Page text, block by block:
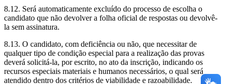
8.12. Será automaticamente excluído do processo de escolha o
candidato que não devolver a folha oficial de respostas ou devolvê-
la sem assinatura.
8.13. O candidato, com deficiência ou não, que necessitar de
qualquer tipo de condição especial para a realização das provas
deverá solicitá-la, por escrito, no ato da inscrição, indicando os
recursos especiais materiais e humanos necessários, o qual será
atendido dentro dos critérios de viabilidade e razoabilidade.